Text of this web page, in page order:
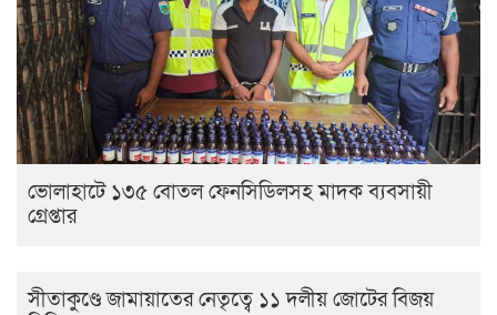
ভোলাহাটে ১৩৫ বোতল ফেনসিডিলসহ মাদক ব্যবসায়ী
গ্রেপ্তার
সীতাকুণ্ডে জামায়াতের নেতৃত্বে ১১ দলীয় জোটের বিজয়